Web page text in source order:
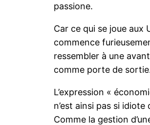
passione.
Car ce qui se joue aux
commence
ressembler à une
comme porte de
L’expression «
n’est ainsi pas si idiote
Comme la gestion